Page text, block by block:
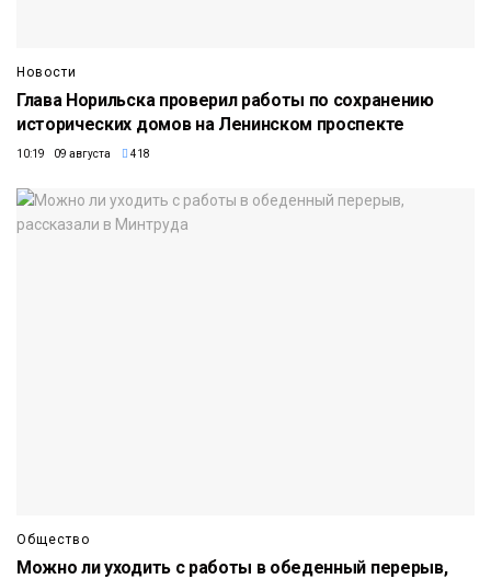
Новости
Глава Норильска проверил работы по сохранению
исторических домов на Ленинском проспекте
10:19 09 августа 418
Общество
Можно ли уходить с работы в обеденный перерыв,